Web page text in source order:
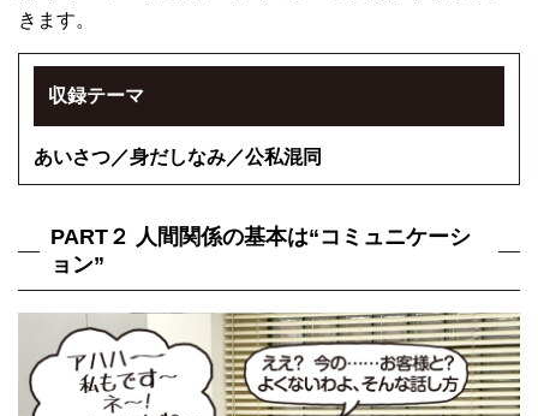
きます。
収録テーマ
あいさつ／身だしなみ／公私混同
PART２ 人間関係の基本は“コミュニケーシ
ョン”